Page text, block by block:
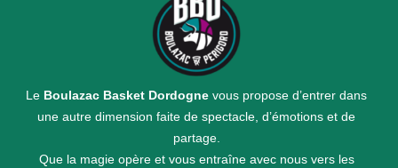
Le Boulazac Basket Dordogne vous propose d’entrer dans
une autre dimension faite de spectacle, d’émotions et de
partage.
Que la magie opère et vous entraîne avec nous vers les